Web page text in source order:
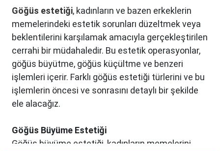
Göğüs estetiği, kadınların ve bazen erkeklerin
memelerindeki estetik sorunları düzeltmek veya
beklentilerini karşılamak amacıyla gerçekleştirilen
cerrahi bir müdahaledir. Bu estetik operasyonlar,
göğüs büyütme, göğüs küçültme ve benzeri
işlemleri içerir. Farklı göğüs estetiği türlerini ve bu
işlemlerin öncesi ve sonrasını detaylı bir şekilde
ele alacağız.
Göğüs Büyüme Estetiği
Göğüs büyüme estetiği, kadınların memelerini